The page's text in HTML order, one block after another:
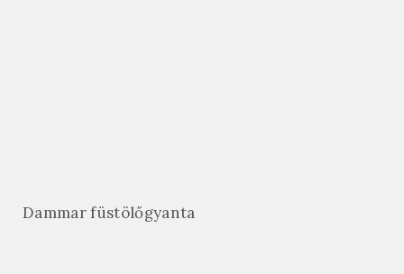
Dammar füstölőgyanta